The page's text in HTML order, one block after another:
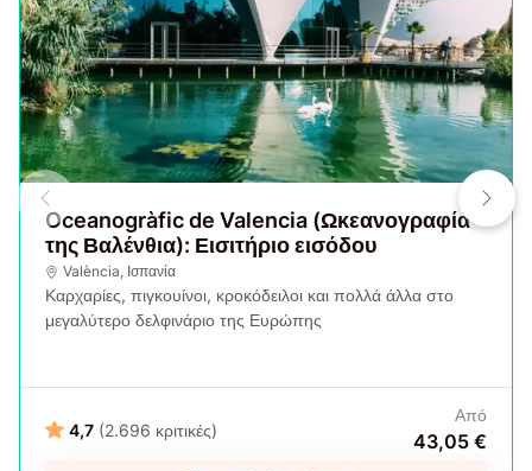
Oceanogràfic de Valencia (Ωκεανογραφία
της Βαλένθια): Εισιτήριο εισόδου
València, Ισπανία
Καρχαρίες, πιγκουίνοι, κροκόδειλοι και πολλά άλλα στο
μεγαλύτερο δελφινάριο της Ευρώπης
4,7 (2.696 κριτικές)
Από
43,05 €